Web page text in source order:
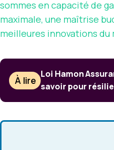
sommes en capacité de
maximale, une maîtrise
meilleures innovations du
À lire
Loi Hamon
savoir pour